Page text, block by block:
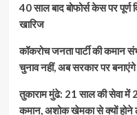
UP
मॉडल
अब
प्रति
लीटर
40 साल बाद बोफोर्स केस पर पूर्ण
खारिज
कॉकरोच जनता पार्टी की
चुनाव नहीं, अब सरकार पर बनाएंगे
तुकाराम मुंढे: 21 साल की सेवा में
कमान, अशोक खेमका से क्यों होने